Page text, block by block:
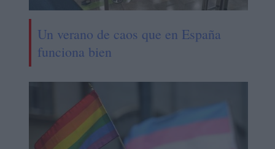
Un verano de caos que en España
funciona bien